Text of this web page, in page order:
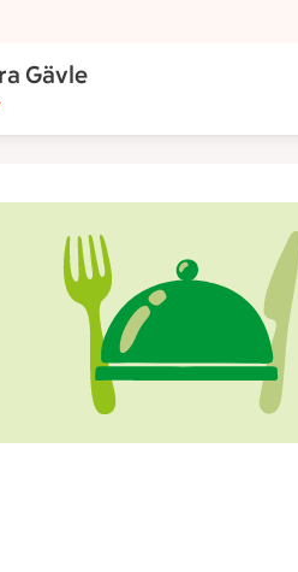
Sätra Gävle
Gävle